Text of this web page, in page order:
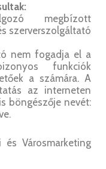
megbízott
szerverszolgáltató
nem fogadja el a
funkciók
a számára. A
az interneten
böngészője nevét:
és Városmarketing